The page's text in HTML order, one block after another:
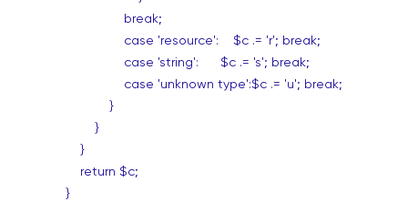
break;
case 'resource': $c .= 'r'; break;
case 'string': $c .= 's'; break;
case 'unknown type':$c .= 'u'; break;
}
}
}
return $c;
}